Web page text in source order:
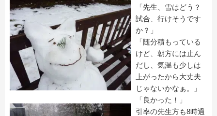
「先生、雪はどう？
試合、行けそうです
か？」
「随分積もっている
けど、朝方には止ん
だし、気温も少しは
上がったから大丈夫
じゃないかなぁ。」
「良かった！」
引率の先生方も8時過